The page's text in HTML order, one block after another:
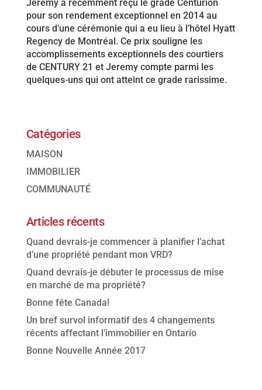
Jeremy a récemment reçu le grade Centurion
pour son rendement exceptionnel en 2014 au
cours d’une cérémonie qui a eu lieu à l’hôtel Hyatt
Regency de Montréal. Ce prix souligne les
accomplissements exceptionnels des courtiers
de CENTURY 21 et Jeremy compte parmi les
quelques-uns qui ont atteint ce grade rarissime.
Catégories
MAISON
IMMOBILIER
COMMUNAUTÉ
Articles récents
Quand devrais-je commencer à planifier l’achat
d’une propriété pendant mon VRD?
Quand devrais-je débuter le processus de mise
en marché de ma propriété?
Bonne fête Canada!
Un bref survol informatif des 4 changements
récents affectant l’immobilier en Ontario
Bonne Nouvelle Année 2017